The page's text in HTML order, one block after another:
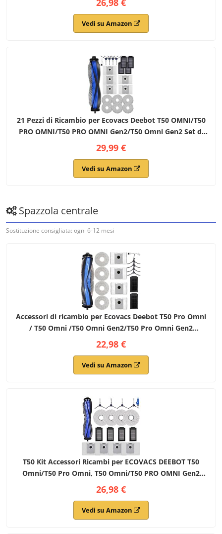
per Polvere,1 Strumento per la Pulizia
26,98 €
Vedi su Amazon
21 Pezzi di Ricambio per Ecovacs Deebot T50 OMNI/T50
PRO OMNI/T50 PRO OMNI Gen2/T50 Omni Gen2 Set di
Accessori, 1 Spazzola Principale, 4 Spazzole Laterali, 6
Tappetini, 4 Filtri HEPA
29,99 €
Vedi su Amazon
Spazzola centrale
Sostituzione consigliata: ogni 6-12 mesi
Accessori di ricambio per Ecovacs Deebot T50 Pro Omni
/ T50 Omni /T50 Omni Gen2/T50 Pro Omni Gen2
aspirapolvere robot,1 Spazzola a Rullo + 4 Panni + 4
sacchetti + 4 spazzole laterali + 2 filtri
22,98 €
Vedi su Amazon
T50 Kit Accessori Ricambi per ECOVACS DEEBOT T50
Omni/T50 Pro Omni, T50 Omni/T50 PRO OMNI Gen2
Robot Aspirapolvere, 1 Spazzola Principale, 4 Filtri, 4
Spazzole Laterali, 4 Panni Mop, 4 Sacchetti
26,98 €
Vedi su Amazon